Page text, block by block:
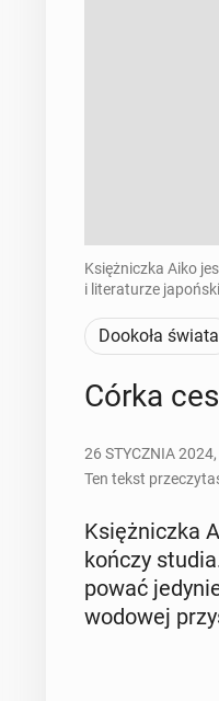
Księżniczka Aiko
i literaturze
Dookoła świata
Córka
26 STYCZNIA
Ten tekst
Księż­nicz­ka
kończy
po­wać
wo­do­wej